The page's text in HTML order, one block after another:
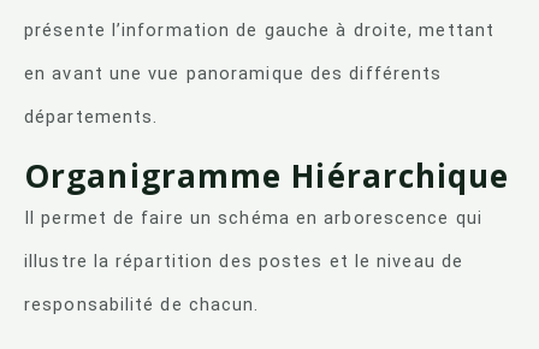
présente l’information de gauche à droite, mettant
en avant une vue panoramique des différents
départements.
Organigramme Hiérarchique
Il permet de faire un schéma en arborescence qui
illustre la répartition des postes et le niveau de
responsabilité de chacun.